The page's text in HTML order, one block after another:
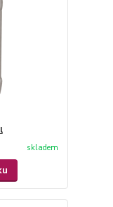
skladem